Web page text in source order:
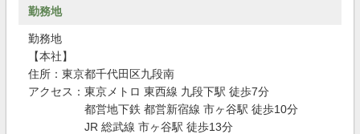
勤務地
勤務地
【本社】
住所：東京都千代田区九段南
アクセス：東京メトロ 東西線 九段下駅 徒歩7分
都営地下鉄 都営新宿線 市ヶ谷駅 徒歩10分
JR 総武線 市ヶ谷駅 徒歩13分